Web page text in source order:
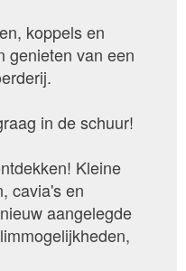
koppels en
genieten van een
in de schuur!
Kleine
cavia's en
aangelegde